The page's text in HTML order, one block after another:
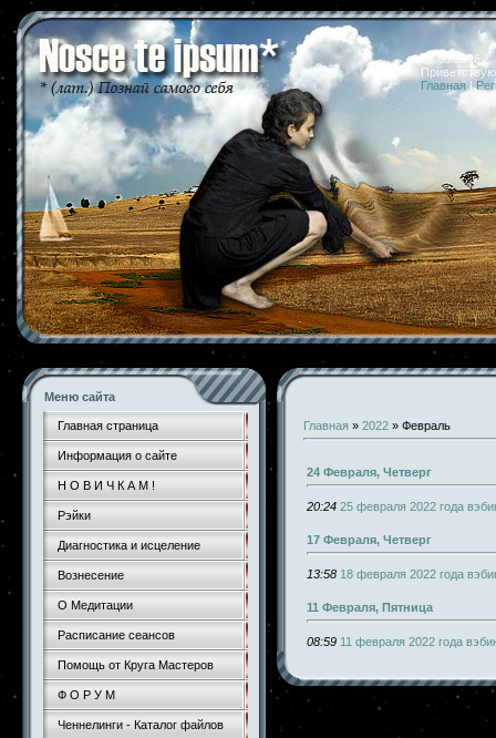
07.08.2026
Главная |
Меню сайта
Главная страница
Информация о сайте
Н О В И Ч К А М !
Рэйки
Диагностика и исцеление
Вознесение
О Медитации
Расписание сеансов
Помощь от Круга Мастеров
Ф О Р У М
Ченнелинги - Каталог файлов
Главная » 2022 » Февраль
24 Февраля, Четверг
20:24 25 февраля 2022 года
17 Февраля, Четверг
13:58 18 февраля 2022 года
11 Февраля, Пятница
08:59 11 февраля 2022 года